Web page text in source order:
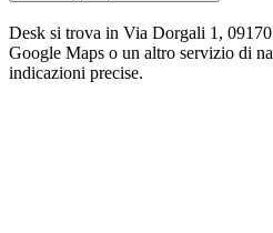
Desk si trova in Via Dorgali 1,
Google Maps o un altro servizio di
indicazioni precise.